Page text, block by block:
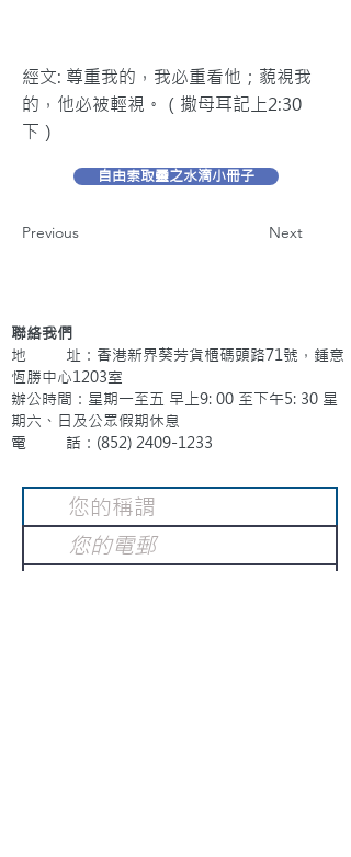
經文: 尊重我的，我必重看他；藐視我
的，他必被輕視。（撒母耳記上2:30
下）
自由索取靈之水滴小冊子
Previous Next
聯絡我們
地 址：香港新界葵芳貨櫃碼頭路71號，鍾意
恆勝中心1203室
辦公時間：星期一至五 早上9: 00 至下午5: 30 星
期六、日及公眾假期休息
電 話：(852) 2409-1233